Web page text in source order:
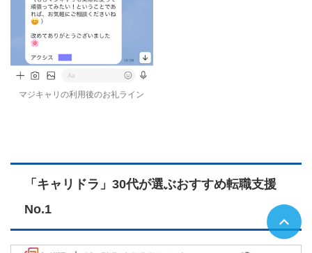
マジキャリの利用後のお礼ライン
「キャリドラ」30代が選ぶおすすめ転職支援
No.1